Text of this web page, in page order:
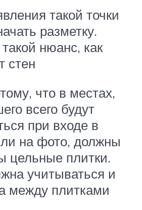
такой точки
разметку.
нюанс, как
стен
что в местах,
всего будут
при входе в
на фото, должны
цельные плитки.
учитываться и
между плитками